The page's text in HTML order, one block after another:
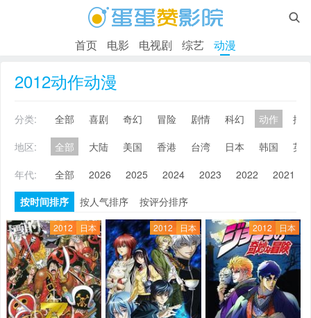

首页 电影 电视剧 综艺 动漫
2012动作动漫
分类: 全部 喜剧 奇幻 冒险 剧情 科幻 动作
搞
地区:
全部 大陆 美国 香港 台湾 日本 韩国
英
年代:
全部 2026 2025 2024 2023 2022 2021
按时间排序
按人气排序 按评分排序
2012 日本 2012 日本 2012 日本